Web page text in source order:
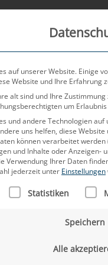
Aktuelles
den
auf unserer Website. Einige
Website und Ihre Erfahrung
alt sind und Ihre
um
und andere Technologien
uns helfen, diese
können verarbeitet werden
und Inhalte oder Anzeigen-
Verwendung Ihrer Daten
jederzeit unter Einstellungen
DER SERVICE-
Statistiken
Speichern
Alle